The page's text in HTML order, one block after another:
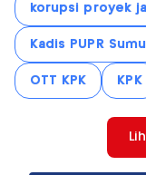
korupsi proyek
Kadis PUPR
OTT KPK KPK